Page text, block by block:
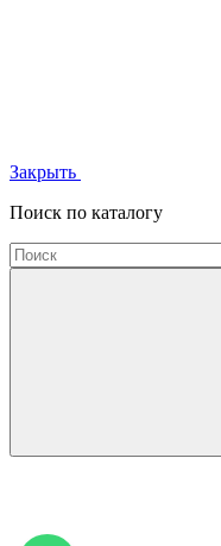
Закрыть
Поиск по каталогу